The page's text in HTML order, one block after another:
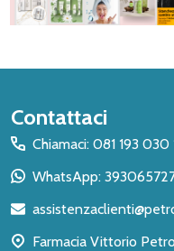
Inizio
del
piè
pagina
Contattaci
Chiamaci: 081 193 030
WhatsApp:
Farmacia Vittorio